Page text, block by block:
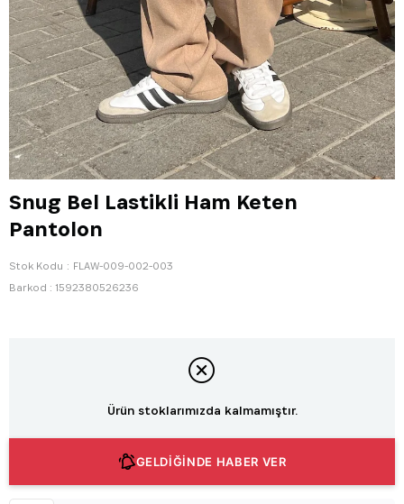
Snug Bel Lastikli Ham Keten
Pantolon
Stok Kodu
FLAW-009-002-003
Barkod : 1592380526236
Ürün stoklarımızda kalmamıştır.
GELDİĞİNDE HABER VER